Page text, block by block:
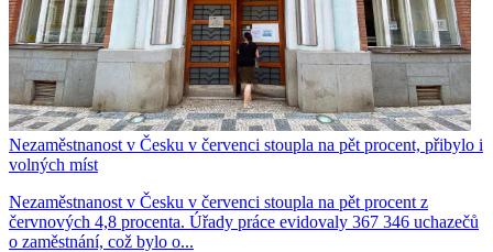
Nezaměstnanost v Česku v červenci stoupla na pět procent, přibylo i
volných míst
Nezaměstnanost v Česku v červenci stoupla na pět procent z
červnových 4,8 procenta. Úřady práce evidovaly 367 346 uchazečů
o zaměstnání, což bylo o...